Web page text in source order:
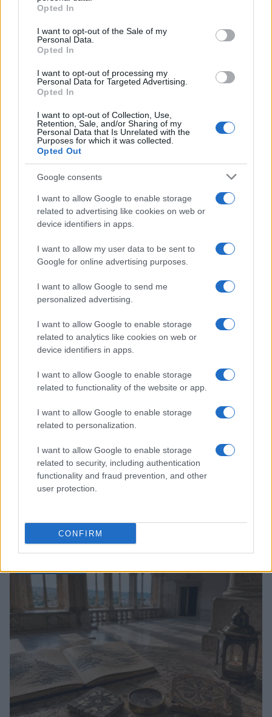
use your data for below specified purposes in below Google
consent section.
Opted In
I want to opt-out of the Sale of my
Personal Data.
Opted In
I want to opt-out of processing my
Personal Data for Targeted Advertising.
Opted In
I want to opt-out of Collection, Use,
Retention, Sale, and/or Sharing of my
Personal Data that Is Unrelated with the
Purposes for which it was collected.
Opted Out
Google consents
I want to allow Google to enable storage
related to advertising like cookies on web or
device identifiers in apps.
I want to allow my user data to be sent to
Google for online advertising purposes.
I want to allow Google to send me
personalized advertising.
I want to allow Google to enable storage
related to analytics like cookies on web or
device identifiers in apps.
I want to allow Google to enable storage
related to functionality of the website or app.
I want to allow Google to enable storage
related to personalization.
I want to allow Google to enable storage
related to security, including authentication
functionality and fraud prevention, and other
user protection.
CONFIRM
efficacia organizzativa e prosperità collettiva. Ed è
sviluppato la nostra certificazione Conflict-Positive
Organization per aiutare le imprese a riconoscere
le tensioni, leggerle e trasformarle in occasioni di
apprendimento, fiducia e corresponsabilità”.
AUTORE
Luca Ferrari
organizzazione aziendale, welfare e diritto
del lavoro con uno sguardo alle dinamiche tra
imprese e dipendenti.
Continua a leggere